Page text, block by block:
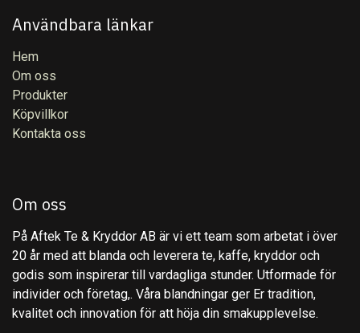
Användbara länkar
Hem
Om oss
Produkter
Köpvillkor
Kontakta oss
Om oss
På Aftek Te & Kryddor AB är vi ett team som arbetat i över
20 år med att blanda och leverera te, kaffe, kryddor och
godis som inspirerar till vardagliga stunder. Utformade för
individer och företag,. Våra blandningar ger Er tradition,
kvalitet och innovation för att höja din smakupplevelse.